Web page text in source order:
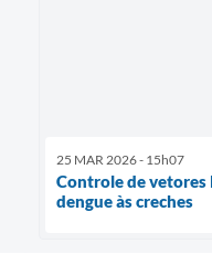
25 MAR 2026 - 15h07
Controle de vetores
dengue às creches